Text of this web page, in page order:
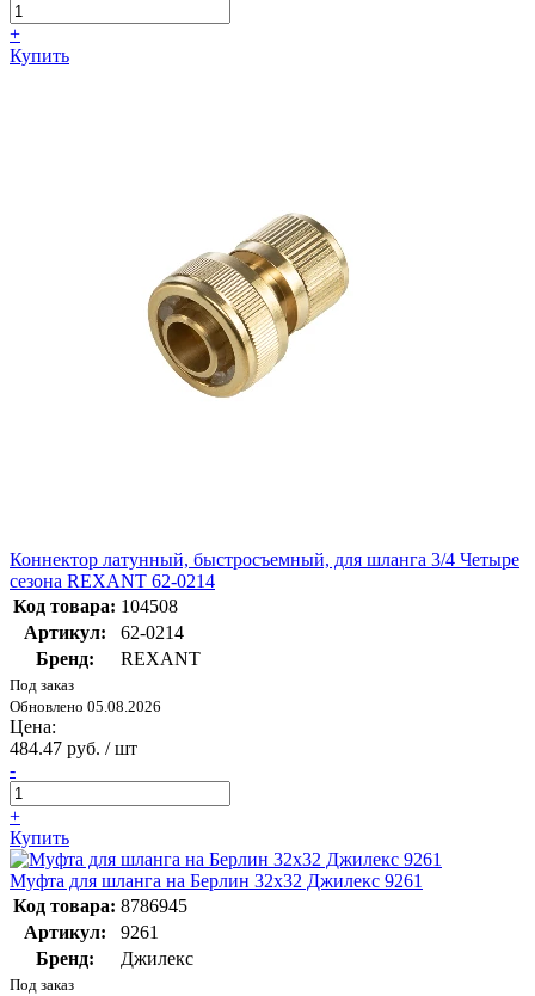
+
Купить
Коннектор латунный, быстросъемный, для шланга 3/4 Четыре
сезона REXANT 62-0214
Код товара: 104508
Артикул:
62-0214
Бренд:
REXANT
Под заказ
Обновлено 05.08.2026
Цена:
484.47 руб. / шт
-
+
Купить
Муфта для шланга на Берлин 32х32 Джилекс 9261
Код товара: 8786945
Артикул:
9261
Бренд:
Джилекс
Под заказ